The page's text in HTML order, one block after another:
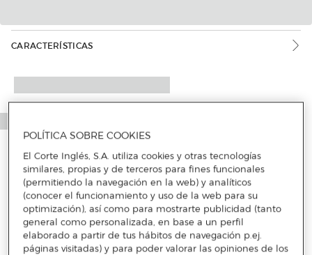
CARACTERÍSTICAS
POLÍTICA SOBRE COOKIES
El Corte Inglés, S.A. utiliza cookies y otras tecnologías
similares, propias y de terceros para fines funcionales
(permitiendo la navegación en la web) y analíticos
(conocer el funcionamiento y uso de la web para su
optimización), así como para mostrarte publicidad (tanto
general como personalizada, en base a un perfil
elaborado a partir de tus hábitos de navegación p.ej.
páginas visitadas) y para poder valorar las opiniones de los